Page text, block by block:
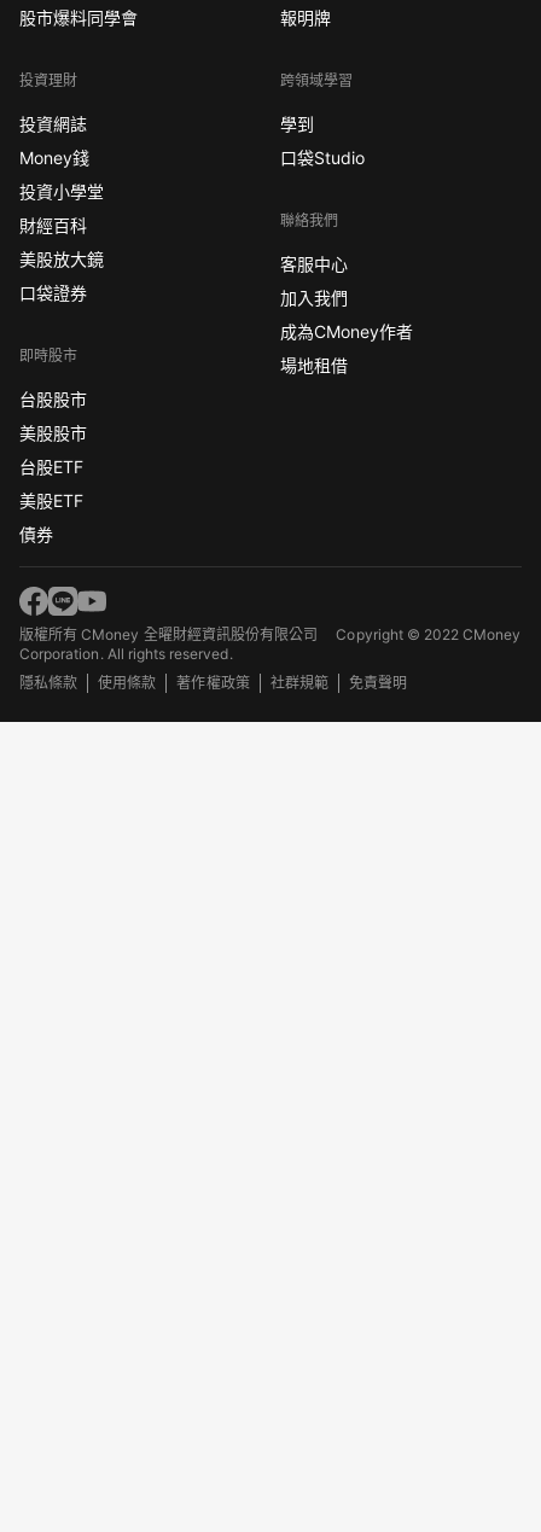
股市爆料同學會
投資理財
投資網誌
Money錢
投資小學堂
財經百科
美股放大鏡
口袋證券
即時股市
台股股市
美股股市
台股ETF
美股ETF
債券
報明牌
跨領域學習
學到
口袋Studio
聯絡我們
客服中心
加入我們
成為CMoney作者
場地租借
版權所有 CMoney 全曜財經資訊股份有限公司Copyright © 2022 CMoney
Corporation. All rights reserved.
隱私條款
使用條款 著作權政策 社群規範 免責聲明